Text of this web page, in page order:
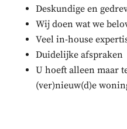
Deskundige en
Wij doen wat we
Veel in-house
Duidelijke afspraken
U hoeft alleen maar
(ver)nieuw(d)e